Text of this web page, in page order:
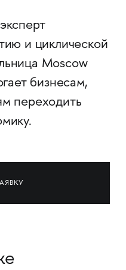
и циклической
Moscow
бизнесам,
переходить